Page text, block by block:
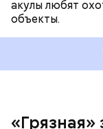
акулы любят
объекты.
— пояснил